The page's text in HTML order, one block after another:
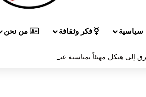
فكر وثقافة من نحن
إلى هيكل مهنئاً بمناسبة عيد الجيش